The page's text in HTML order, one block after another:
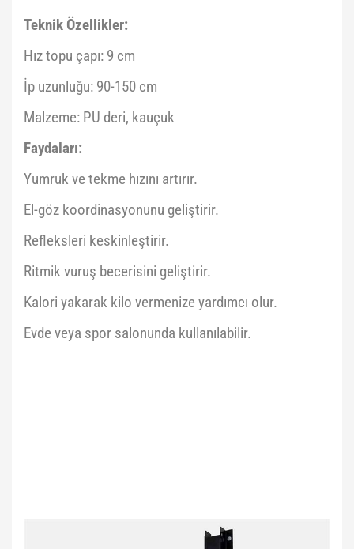
Teknik Özellikler:
Hız topu çapı: 9 cm
İp uzunluğu: 90-150 cm
Malzeme: PU deri, kauçuk
Faydaları:
Yumruk ve tekme hızını artırır.
El-göz koordinasyonunu geliştirir.
Refleksleri keskinleştirir.
Ritmik vuruş becerisini geliştirir.
Kalori yakarak kilo vermenize yardımcı olur.
Evde veya spor salonunda kullanılabilir.